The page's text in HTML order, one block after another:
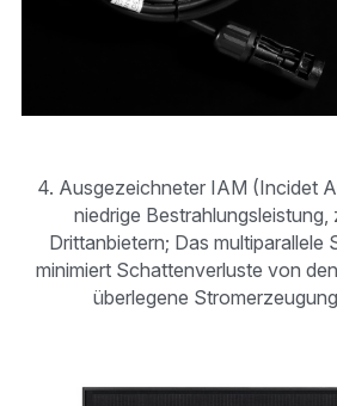
4. Ausgezeichneter IAM (Incidet
niedrige
Drittanbietern; Das multiparallele
minimiert Schattenverluste von
überlegene